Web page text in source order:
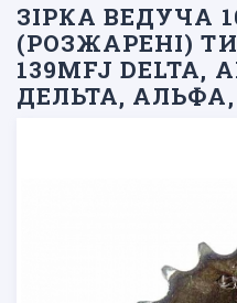
ЗІРКА ВЕДУЧА
(РОЗЖАРЕНІ)
139MFJ DELTA,
ДЕЛЬТА,